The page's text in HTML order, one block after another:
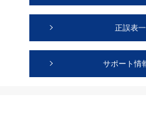
正誤表
サポート情